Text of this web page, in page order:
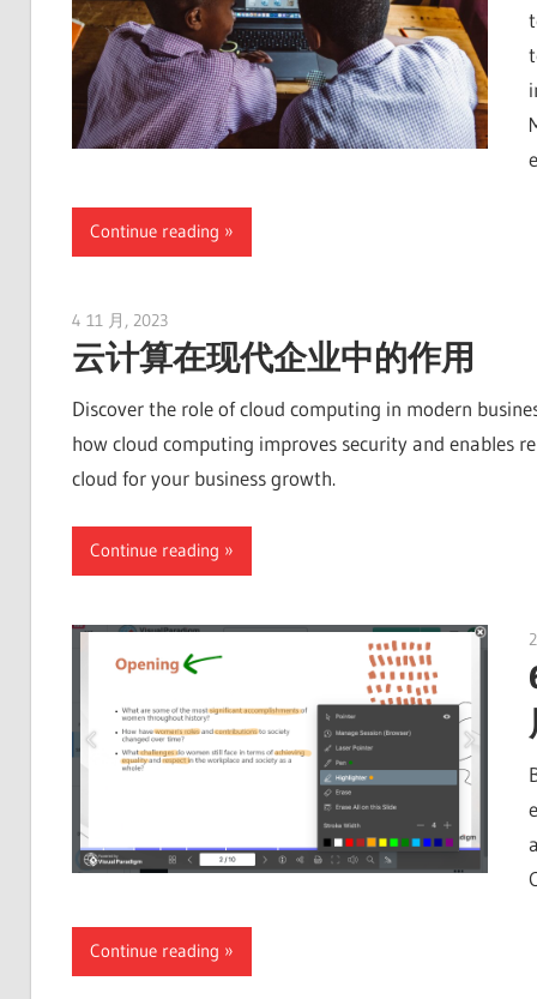
Continue reading
4 11 月, 2023vpvera
云计算在现代企业中的作用
Discover the role of cloud computing in modern
how cloud computing improves security and enables
cloud for your business growth.
Continue reading
Continue reading